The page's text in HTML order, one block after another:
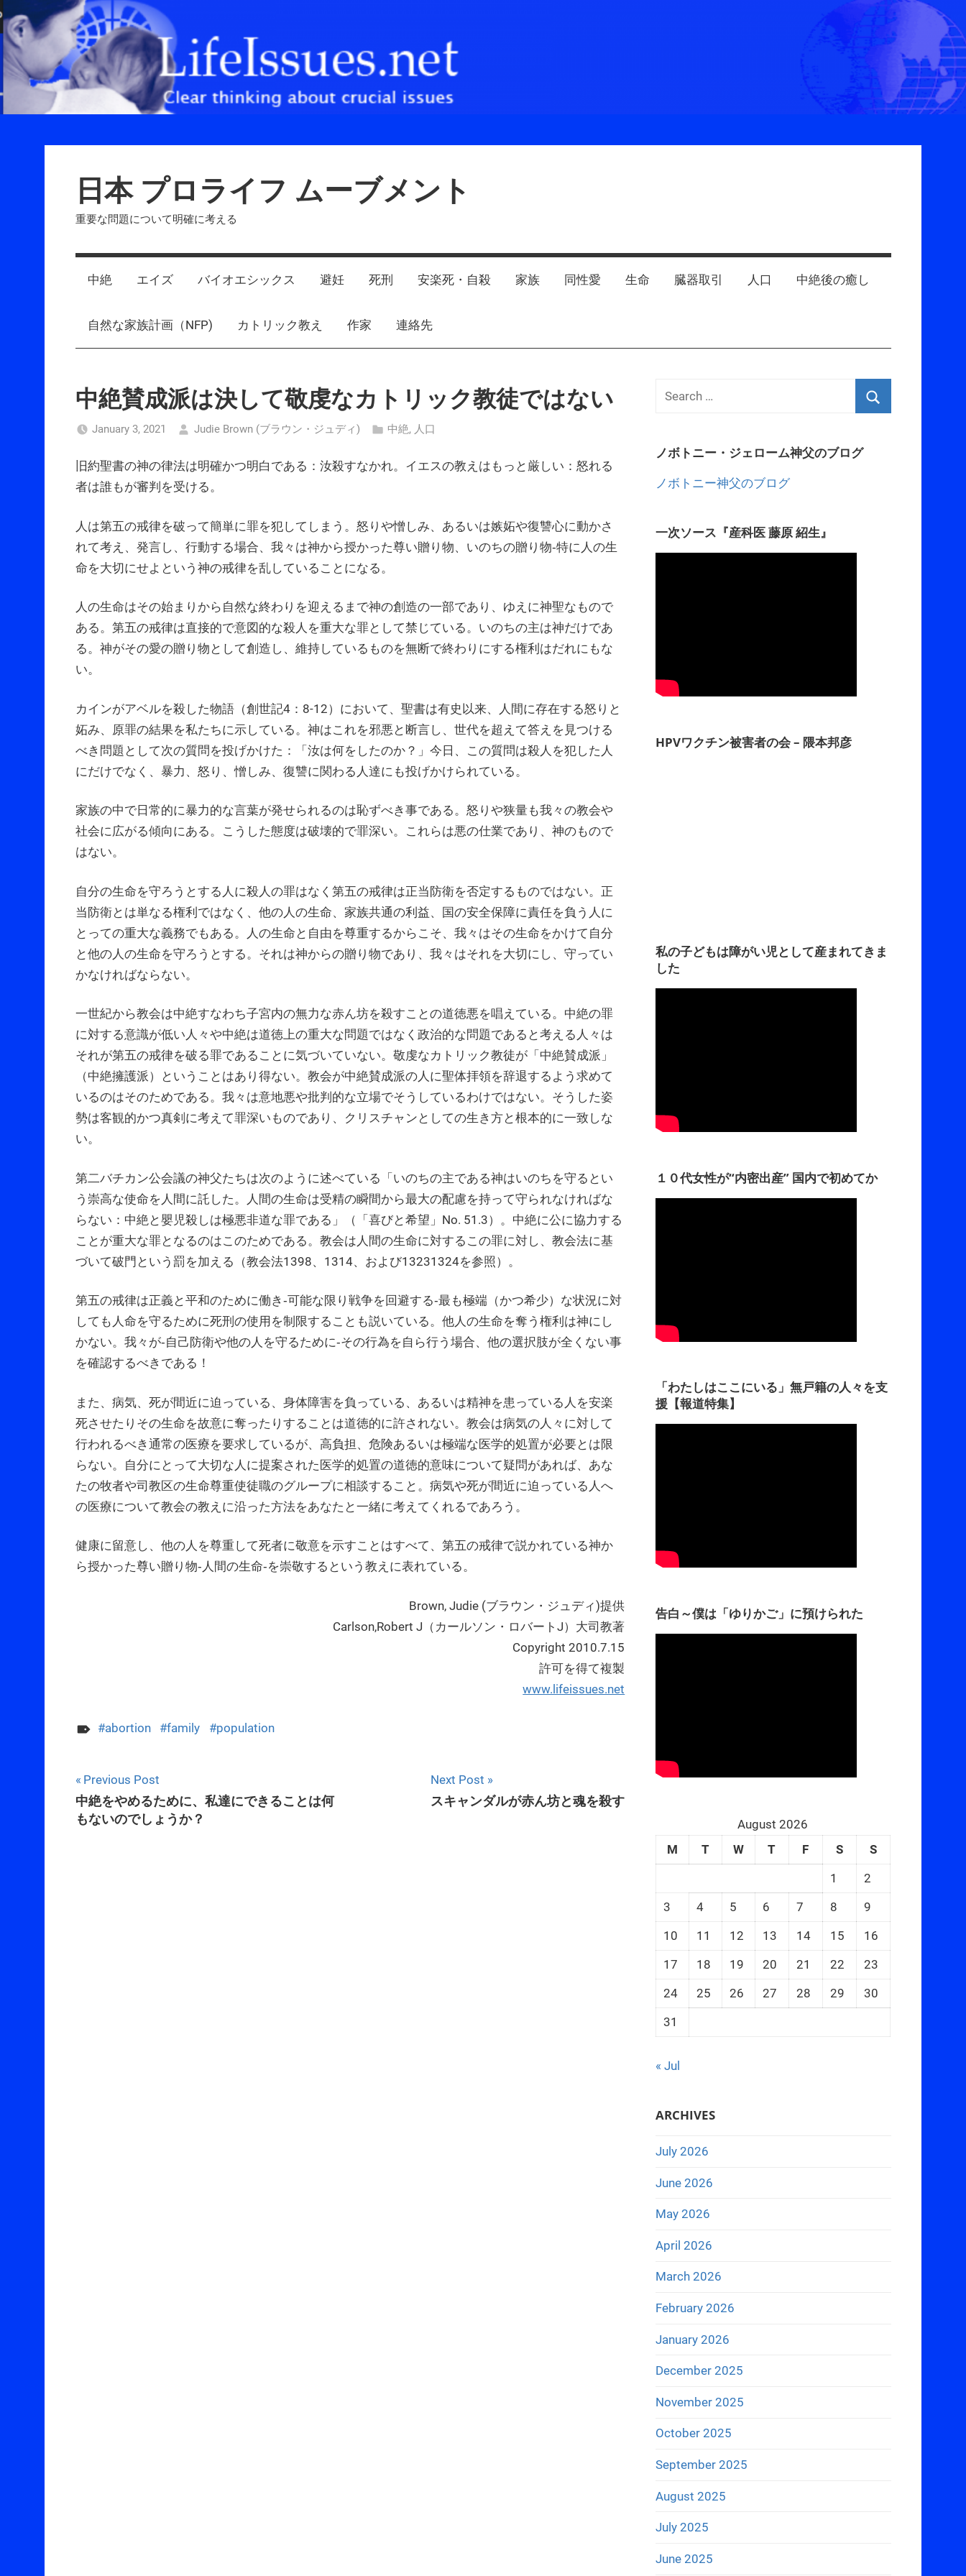
Skip
to
content
日本 プロライフ ムーブメント
重要な問題について明確に考える
中絶 エイズ バイオエシックス 避妊 死刑 安楽死・自殺 家族 同性愛 生命 臓器取引 人口 中絶後の癒し
自然な家族計画（NFP) カトリック教え 作家 連絡先
中絶賛成派は決して敬虔なカトリック教徒ではない
January 3, 2021 Judie Brown (ブラウン・ジュディ) 中絶, 人口
旧約聖書の神の律法は明確かつ明白である：汝殺すなかれ。イエスの教えはもっと厳しい：怒れる
者は誰もが審判を受ける。
人は第五の戒律を破って簡単に罪を犯してしまう。怒りや憎しみ、あるいは嫉妬や復讐心に動かさ
れて考え、発言し、行動する場合、我々は神から授かった尊い贈り物、いのちの贈り物‐特に人の生
命を大切にせよという神の戒律を乱していることになる。
人の生命はその始まりから自然な終わりを迎えるまで神の創造の一部であり、ゆえに神聖なもので
ある。第五の戒律は直接的で意図的な殺人を重大な罪として禁じている。いのちの主は神だけであ
る。神がその愛の贈り物として創造し、維持しているものを無断で終わりにする権利はだれにもな
い。
カインがアベルを殺した物語（創世記4：8-12）において、聖書は有史以来、人間に存在する怒りと
妬み、原罪の結果を私たちに示している。神はこれを邪悪と断言し、世代を超えて答えを見つける
べき問題として次の質問を投げかけた：「汝は何をしたのか？」今日、この質問は殺人を犯した人
にだけでなく、暴力、怒り、憎しみ、復讐に関わる人達にも投げかけられている。
家族の中で日常的に暴力的な言葉が発せられるのは恥ずべき事である。怒りや狭量も我々の教会や
社会に広がる傾向にある。こうした態度は破壊的で罪深い。これらは悪の仕業であり、神のもので
はない。
自分の生命を守ろうとする人に殺人の罪はなく第五の戒律は正当防衛を否定するものではない。正
当防衛とは単なる権利ではなく、他の人の生命、家族共通の利益、国の安全保障に責任を負う人に
とっての重大な義務でもある。人の生命と自由を尊重するからこそ、我々はその生命をかけて自分
と他の人の生命を守ろうとする。それは神からの贈り物であり、我々はそれを大切にし、守ってい
かなければならない。
一世紀から教会は中絶すなわち子宮内の無力な赤ん坊を殺すことの道徳悪を唱えている。中絶の罪
に対する意識が低い人々や中絶は道徳上の重大な問題ではなく政治的な問題であると考える人々は
それが第五の戒律を破る罪であることに気づいていない。敬虔なカトリック教徒が「中絶賛成派」
（中絶擁護派）ということはあり得ない。教会が中絶賛成派の人に聖体拝領を辞退するよう求めて
いるのはそのためである。我々は意地悪や批判的な立場でそうしているわけではない。そうした姿
勢は客観的かつ真剣に考えて罪深いものであり、クリスチャンとしての生き方と根本的に一致しな
い。
第二バチカン公会議の神父たちは次のように述べている「いのちの主である神はいのちを守るとい
う崇高な使命を人間に託した。人間の生命は受精の瞬間から最大の配慮を持って守られなければな
らない：中絶と嬰児殺しは極悪非道な罪である」（「喜びと希望」No. 51.3）。中絶に公に協力する
ことが重大な罪となるのはこのためである。教会は人間の生命に対するこの罪に対し、教会法に基
づいて破門という罰を加える（教会法1398、1314、および13231324を参照）。
第五の戒律は正義と平和のために働き‐可能な限り戦争を回避する‐最も極端（かつ希少）な状況に対
しても人命を守るために死刑の使用を制限することも説いている。他人の生命を奪う権利は神にし
かない。我々が‐自己防衛や他の人を守るために‐その行為を自ら行う場合、他の選択肢が全くない事
を確認するべきである！
また、病気、死が間近に迫っている、身体障害を負っている、あるいは精神を患っている人を安楽
死させたりその生命を故意に奪ったりすることは道徳的に許されない。教会は病気の人々に対して
行われるべき通常の医療を要求しているが、高負担、危険あるいは極端な医学的処置が必要とは限
らない。自分にとって大切な人に提案された医学的処置の道徳的意味について疑問があれば、あな
たの牧者や司教区の生命尊重使徒職のグループに相談すること。病気や死が間近に迫っている人へ
の医療について教会の教えに沿った方法をあなたと一緒に考えてくれるであろう。
健康に留意し、他の人を尊重して死者に敬意を示すことはすべて、第五の戒律で説かれている神か
ら授かった尊い贈り物‐人間の生命‐を崇敬するという教えに表れている。
Brown, Judie (ブラウン・ジュディ)提供
Carlson,Robert J（カールソン・ロバートJ）大司教著
Copyright 2010.7.15
許可を得て複製
www.lifeissues.net
abortion family population
Post
navigation
Previous Post
中絶をやめるために、私達にできることは何
もないのでしょうか？
Next Post
スキャンダルが赤ん坊と魂を殺す
ノボトニー・ジェローム神父のブログ
ノボトニー神父のブログ
一次ソース『産科医 藤原 紹生』
HPVワクチン被害者の会 – 隈本邦彦
私の子どもは障がい児として産まれてきま
した
１０代女性が“内密出産” 国内で初めてか
「わたしはここにいる」無戸籍の人々を支
援【報道特集】
告白～僕は「ゆりかご」に預けられた
August 2026
M
T W T F S
S
1
2
3
4 5 6 7 8
9
10
11 12 13 14 15
16
17
18 19 20 21 22
23
24
25 26 27 28 29
30
31
« Jul
ARCHIVES
July 2026
June 2026
May 2026
April 2026
March 2026
February 2026
January 2026
December 2025
November 2025
October 2025
September 2025
August 2025
July 2025
June 2025